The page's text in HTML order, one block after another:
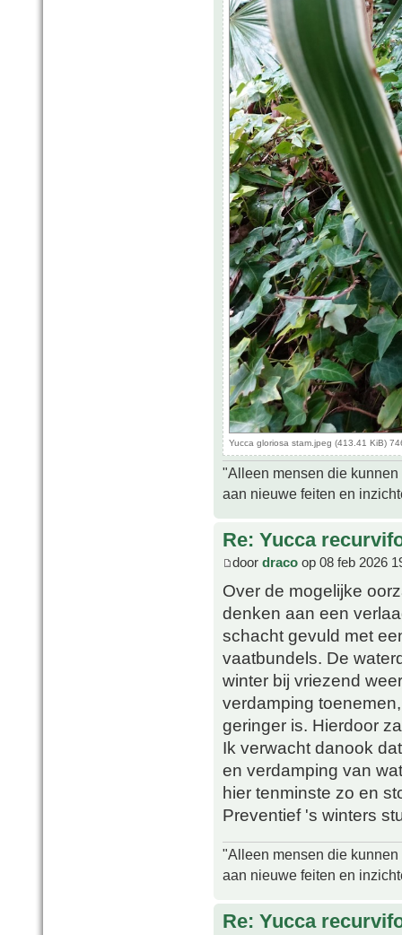
Yucca gloriosa stam.jpeg (413.41 KiB)
"Alleen mensen die
aan nieuwe feiten en
Re: Yucca
door draco op 08 feb 2026
Over de mogelijke
denken aan een
schacht gevuld met
vaatbundels. De
winter bij vriezend
verdamping
geringer is. Hierdoor
Ik verwacht danook
en verdamping van
hier tenminste zo en
Preventief 's winters
"Alleen mensen die
aan nieuwe feiten en
Re: Yucca